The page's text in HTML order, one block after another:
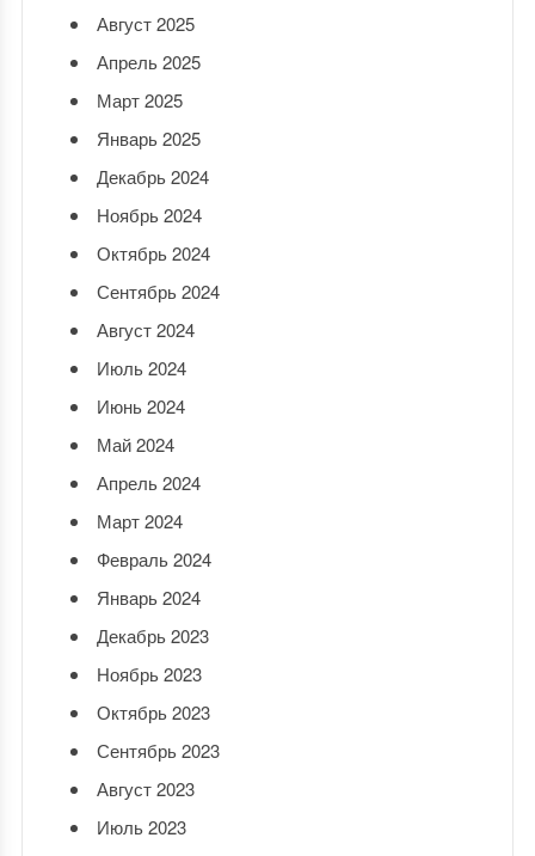
Август 2025
Апрель 2025
Март 2025
Январь 2025
Декабрь 2024
Ноябрь 2024
Октябрь 2024
Сентябрь 2024
Август 2024
Июль 2024
Июнь 2024
Май 2024
Апрель 2024
Март 2024
Февраль 2024
Январь 2024
Декабрь 2023
Ноябрь 2023
Октябрь 2023
Сентябрь 2023
Август 2023
Июль 2023